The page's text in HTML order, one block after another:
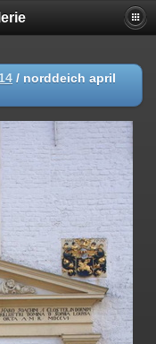
/ norddeich april